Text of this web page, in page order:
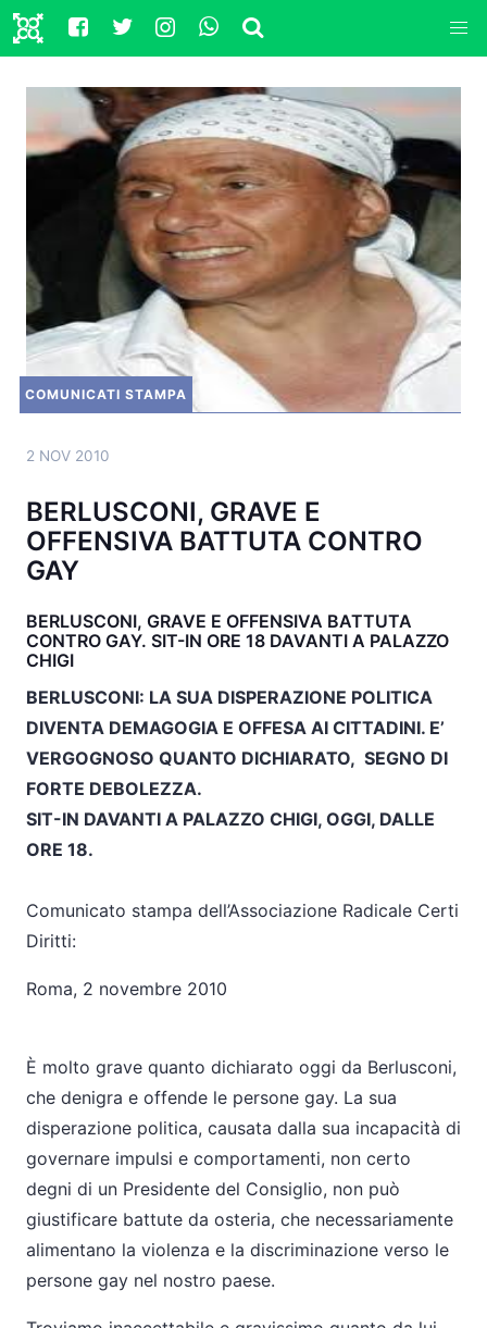
COMUNICATI STAMPA
2 NOV 2010
BERLUSCONI, GRAVE E
OFFENSIVA BATTUTA CONTRO
GAY
BERLUSCONI, GRAVE E OFFENSIVA BATTUTA
CONTRO GAY. SIT-IN ORE 18 DAVANTI A PALAZZO
CHIGI
BERLUSCONI: LA SUA DISPERAZIONE POLITICA
DIVENTA DEMAGOGIA E OFFESA AI CITTADINI. E’
VERGOGNOSO QUANTO DICHIARATO, SEGNO DI
FORTE DEBOLEZZA.
SIT-IN DAVANTI A PALAZZO CHIGI, OGGI, DALLE
ORE 18.
Comunicato stampa dell’Associazione Radicale Certi
Diritti:
Roma, 2 novembre 2010
È molto grave quanto dichiarato oggi da Berlusconi,
che denigra e offende le persone gay. La sua
disperazione politica, causata dalla sua incapacità di
governare impulsi e comportamenti, non certo
degni di un Presidente del Consiglio, non può
giustificare battute da osteria, che necessariamente
alimentano la violenza e la discriminazione verso le
persone gay nel nostro paese.